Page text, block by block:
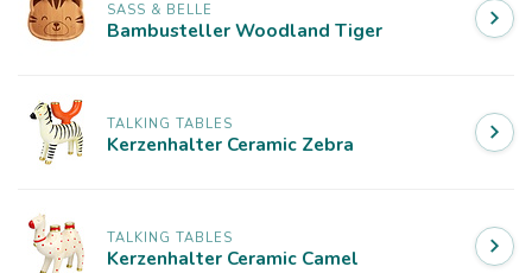
SASS & BELLE
Bambusteller Woodland Tiger
TALKING TABLES
Kerzenhalter Ceramic Zebra
TALKING TABLES
Kerzenhalter Ceramic Camel